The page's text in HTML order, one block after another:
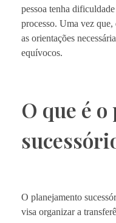
pessoa tenha
processo. Uma vez
as orientações
equívocos.
O que é
O planejamento
visa organizar a